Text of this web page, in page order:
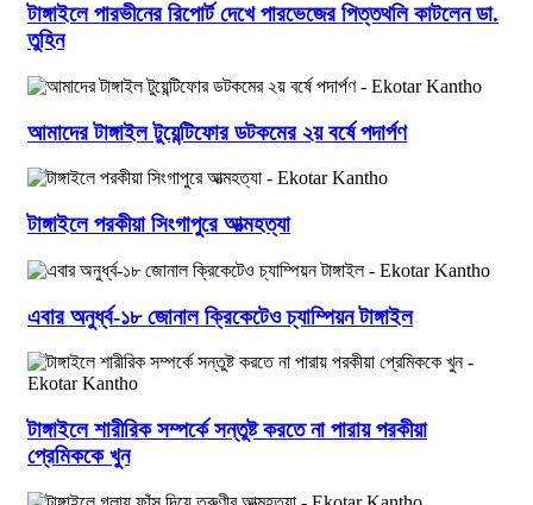
টাঙ্গাইলে পারভীনের রিপোর্ট দেখে পারভেজের পিত্তথলি কাটলেন ডা.
তুহিন
আমাদের টাঙ্গাইল টুয়েন্টিফোর ডটকমের ২য় বর্ষে পদার্পণ
টাঙ্গাইলে পরকীয়া সিংগাপুরে আত্মহত্যা
এবার অনুর্ধ্ব-১৮ জোনাল ক্রিকেটেও চ্যাম্পিয়ন টাঙ্গাইল
টাঙ্গাইলে শারীরিক সম্পর্কে সন্তুষ্ট করতে না পারায় পরকীয়া
প্রেমিককে খুন